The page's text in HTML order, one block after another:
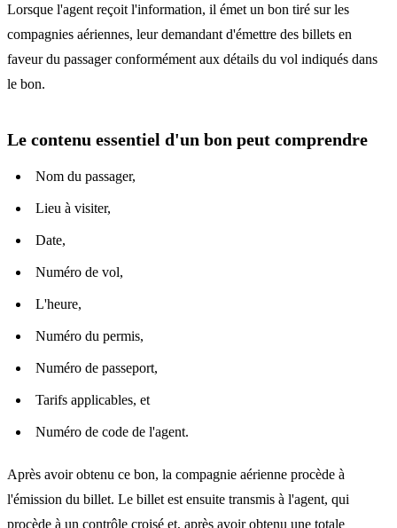
Lorsque l'agent reçoit l'information, il émet un bon tiré sur les
compagnies aériennes, leur demandant d'émettre des billets en
faveur du passager conformément aux détails du vol indiqués dans
le bon.
Le contenu essentiel d'un bon peut comprendre
Nom du passager,
Lieu à visiter,
Date,
Numéro de vol,
L'heure,
Numéro du permis,
Numéro de passeport,
Tarifs applicables, et
Numéro de code de l'agent.
Après avoir obtenu ce bon, la compagnie aérienne procède à
l'émission du billet. Le billet est ensuite transmis à l'agent, qui
procède à un contrôle croisé et, après avoir obtenu une totale